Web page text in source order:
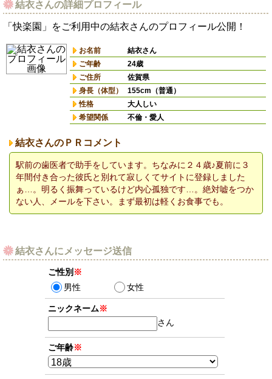
結衣さんの詳細プロフィール
「快楽園」をご利用中の結衣さんのプロフィール公開！
お名前
結衣さん
ご年齢
24歳
ご住所
佐賀県
身長（体型）
155cm（普通）
性格
大人しい
希望関係
不倫・愛人
結衣さんのＰＲコメント
駅前の歯医者で助手をしています。ちなみに２４歳♪夏前に３
年間付き合った彼氏と別れて寂しくてサイトに登録しました
ぁ…。明るく振舞っているけど内心孤独です…。絶対嘘をつか
ない人、メールを下さい。まず最初は軽くお食事でも。
結衣さんにメッセージ送信